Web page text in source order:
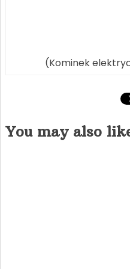
(Kominek
You may also